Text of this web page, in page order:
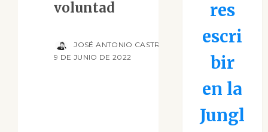
voluntad
JOSÉ ANTONIO CASTRO CEBRIÁN
9 DE JUNIO DE 2022
res
escri
bir
en la
Jungl